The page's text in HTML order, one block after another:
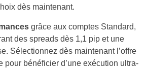
dès maintenant.
grâce aux comptes Standard,
des spreads dès 1,1 pip et une
Sélectionnez dès maintenant l’offre
pour bénéficier d’une exécution ultra-